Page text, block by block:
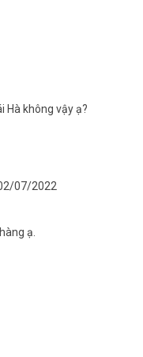
Hà không vậy ạ?
07/2022
ạ.